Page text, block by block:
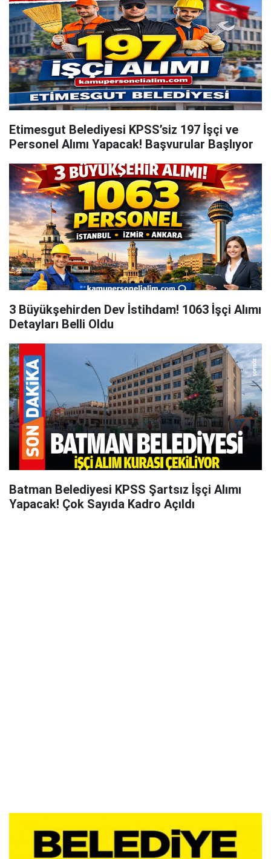
Etimesgut Belediyesi KPSS’siz 197 İşçi ve
Personel Alımı Yapacak! Başvurular Başlıyor
3 Büyükşehirden Dev İstihdam! 1063 İşçi Alımı
Detayları Belli Oldu
Batman Belediyesi KPSS Şartsız İşçi Alımı
Yapacak! Çok Sayıda Kadro Açıldı